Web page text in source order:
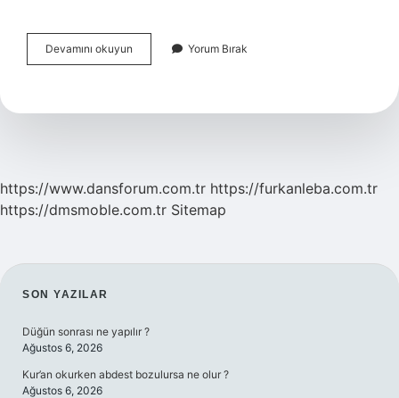
Devamını okuyun Ayrıştırma
Yapmak
Yorum Bırak
https://www.dansforum.com.tr https://furkanleba.com.tr
https://dmsmoble.com.tr Sitemap
SIDEBAR
SON YAZILAR
Düğün sonrası ne yapılır ?
Ağustos 6, 2026
Kur’an okurken abdest bozulursa ne olur ?
Ağustos 6, 2026